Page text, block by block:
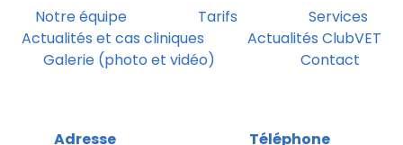
Notre équipe Tarifs
Services
Actualités et cas cliniques
Actualités ClubVET
Galerie (photo et vidéo)
Contact
Adresse Téléphone